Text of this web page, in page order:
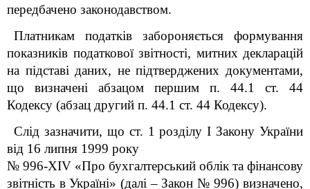
передбачено законодавством.
Платникам податків забороняється формування
показників податкової звітності, митних декларацій
на підставі даних, не підтверджених документами,
що визначені абзацом першим п. 44.1 ст. 44
Кодексу (абзац другий п. 44.1 ст. 44 Кодексу).
Слід зазначити, що ст. 1 розділу I Закону України
від 16 липня 1999 року
№ 996-XIV «Про бухгалтерський облік та фінансову
звітність в Україні» (далі – Закон № 996) визначено,